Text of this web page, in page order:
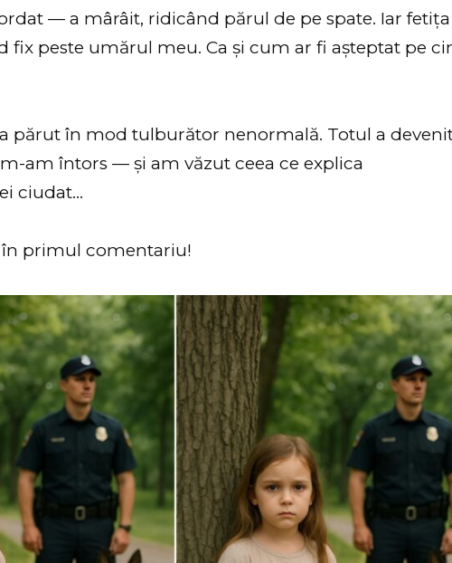
— a mârâit, ridicând părul de pe spate. Iar fetița
fix peste umărul meu. Ca și cum ar fi așteptat pe
părut în mod tulburător nenormală. Totul a
am întors — și am văzut ceea ce explica
ciudat…
primul comentariu!